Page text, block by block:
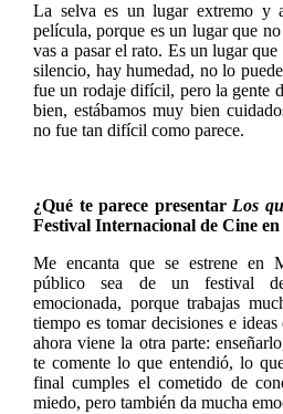
La selva es un lugar extremo y
película, porque es un lugar que
vas a pasar el rato. Es un lugar
silencio, hay humedad, no lo
fue un rodaje difícil, pero la gente
bien, estábamos muy bien
no fue tan difícil como parece.
¿Qué te parece presentar Los
Festival Internacional de Cine
Me encanta que se estrene en
público sea de un festival
emocionada, porque trabajas
tiempo es tomar decisiones e
ahora viene la otra parte:
te comente lo que entendió, lo
final cumples el cometido de
miedo, pero también da mucha